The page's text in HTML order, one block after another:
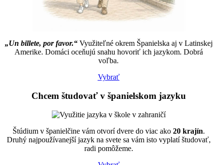
„Un billete, por favor.“Využiteľné okrem Španielska aj v Latinskej
Amerike. Domáci oceňujú snahu hovoriť ich jazykom. Dobrá
voľba.
Vybrať
Chcem študovať v španielskom jazyku
Štúdium v španielčine vám otvorí dvere do viac ako 20 krajín.
Druhý najpoužívanejší jazyk na svete sa vám isto vyplatí študovať,
radi pomôžeme.